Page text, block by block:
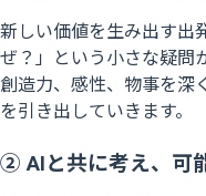
新しい価値を生み出す出
ぜ？」という小さな疑問
創造力、感性、物事を深
を引き出していきます。
② AIと共に考え、可